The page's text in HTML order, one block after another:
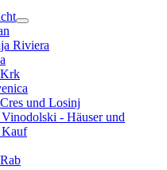
Riviera
und Losinj
- Häuser und
Kauf